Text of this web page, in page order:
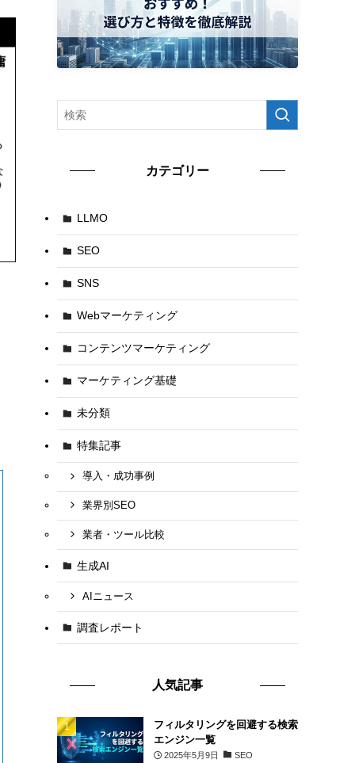
カテゴリー
LLMO
SEO
SNS
Webマーケティング
コンテンツマーケティング
マーケティング基礎
未分類
特集記事
導入・成功事例
業界別SEO
業者・ツール比較
生成AI
AIニュース
調査レポート
人気記事
フィルタリングを回避する検索
エンジン一覧
2025年5月9日 SEO